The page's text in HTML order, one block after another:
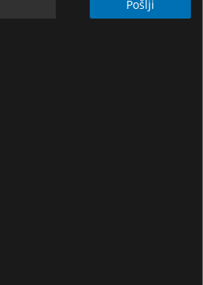
Pošlji